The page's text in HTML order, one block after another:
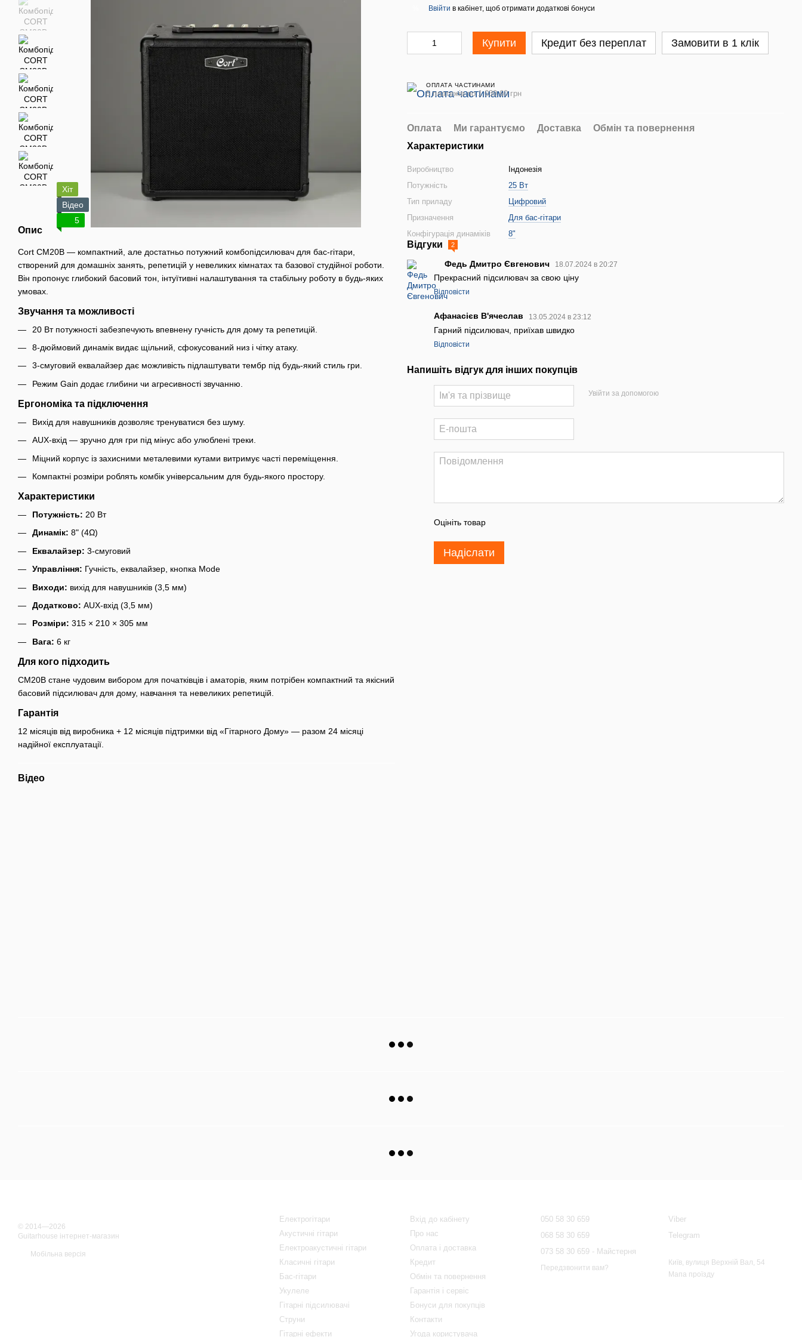
Хіт
Відео
5
Опис
Cort CM20B — компактний, але достатньо потужний комбопідсилювач для бас-гітари,
створений для домашніх занять, репетицій у невеликих кімнатах та базової студійної роботи.
Він пропонує глибокий басовий тон, інтуїтивні налаштування та стабільну роботу в будь-яких
умовах.
Звучання та можливості
20 Вт потужності забезпечують впевнену гучність для дому та репетицій.
8-дюймовий динамік видає щільний, сфокусований низ і чітку атаку.
3-смуговий еквалайзер дає можливість підлаштувати тембр під будь-який стиль гри.
Режим Gain додає глибини чи агресивності звучанню.
Ергономіка та підключення
Вихід для навушників дозволяє тренуватися без шуму.
AUX-вхід — зручно для гри під мінус або улюблені треки.
Міцний корпус із захисними металевими кутами витримує часті переміщення.
Компактні розміри роблять комбік універсальним для будь-якого простору.
Характеристики
Потужність: 20 Вт
Динамік: 8" (4Ω)
Еквалайзер: 3-смуговий
Управління: Гучність, еквалайзер, кнопка Mode
Виходи: вихід для навушників (3,5 мм)
Додатково: AUX-вхід (3,5 мм)
Розміри: 315 × 210 × 305 мм
Вага: 6 кг
Для кого підходить
CM20B стане чудовим вибором для початківців і аматорів, яким потрібен компактний та якісний
басовий підсилювач для дому, навчання та невеликих репетицій.
Гарантія
12 місяців від виробника + 12 місяців підтримки від «Гітарного Дому» — разом 24 місяці
надійної експлуатації.
Відео
Ввійти в кабінет, щоб отримати додаткові бонуси
Купити Кредит без переплат Замовити в 1 клік
ОПЛАТА ЧАСТИНАМИ
5 платежів по 1 039.60 грн
Оплата Ми гарантуємо Доставка
Обмін та повернення
Характеристики
Виробництво
Індонезія
Потужність
25 Вт
Тип приладу
Цифровий
Призначення
Для бас-гітари
Конфігурація динаміків
8"
Відгуки 2
Федь Дмитро Євгенович 18.07.2024 в 20:27
Прекрасний підсилювач за свою ціну
Відповісти
Афанасієв В'ячеслав 13.05.2024 в 23:12
Гарний підсилювач, приїхав швидко
Відповісти
Напишіть відгук для інших покупців
Увійти за допомогою
Оцініть товар
Надіслати
© 2014—2026
Guitarhouse інтернет-магазин
Мобільна версія
Електрогітари
Акустичні гітари
Електроакустичні гітари
Класичні гітари
Бас-гітари
Укулеле
Гітарні підсилювачі
Струни
Гітарні ефекти
Вхід до кабінету
Про нас
Оплата і доставка
Кредит
Обмін та повернення
Гарантія і сервіс
Бонуси для покупців
Контакти
Угода користувача
050 58 30 659
068 58 30 659
073 58 30 659 - Майстерня
Передзвонити вам?
Viber
Telegram
Київ, вулиця Верхній Вал, 54
Мапа проїзду